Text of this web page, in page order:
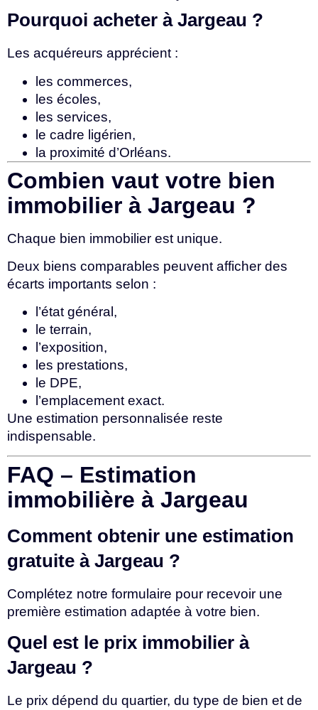
Pourquoi acheter à Jargeau ?
Les acquéreurs apprécient :
les commerces,
les écoles,
les services,
le cadre ligérien,
la proximité d’Orléans.
Combien vaut votre bien
immobilier à Jargeau ?
Chaque bien immobilier est unique.
Deux biens comparables peuvent afficher des
écarts importants selon :
l’état général,
le terrain,
l’exposition,
les prestations,
le DPE,
l’emplacement exact.
Une estimation personnalisée reste
indispensable.
FAQ – Estimation
immobilière à Jargeau
Comment obtenir une estimation
gratuite à Jargeau ?
Complétez notre formulaire pour recevoir une
première estimation adaptée à votre bien.
Quel est le prix immobilier à
Jargeau ?
Le prix dépend du quartier, du type de bien et de